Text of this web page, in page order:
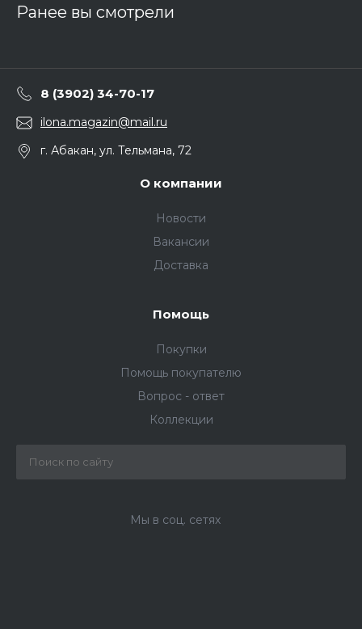
Ранее вы смотрели
8 (3902) 34-70-17
ilona.magazin@mail.ru
г. Абакан, ул. Тельмана, 72
О компании
Новости
Вакансии
Доставка
Помощь
Покупки
Помощь покупателю
Вопрос - ответ
Коллекции
Мы в соц. сетях